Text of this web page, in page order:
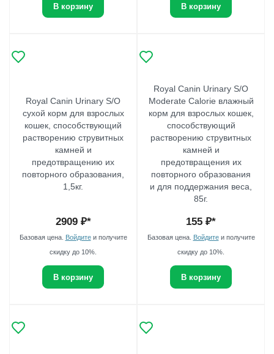
В корзину В корзину
Royal Canin Urinary S/O
сухой корм для взрослых
кошек, способствующий
растворению струвитных
камней и
предотвращению их
повторного образования,
1,5кг.
2909₽*
Базовая цена. Войдитеи получите
скидку до 10%.
В корзину
Royal Canin Urinary S/O
Moderate Calorie влажный
корм для взрослых кошек,
способствующий
растворению струвитных
камней и
предотвращения их
повторного образования
и для поддержания веса,
85г.
155 ₽*
Базовая цена. Войдитеи получите
скидку до 10%.
В корзину